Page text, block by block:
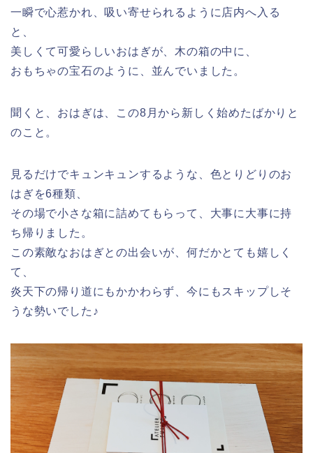
一瞬で心惹かれ、吸い寄せられるように店内へ入る
と、
美しくて可愛らしいおはぎが、木の箱の中に、
おもちゃの宝石のように、並んでいました。
聞くと、おはぎは、この8月から新しく始めたばかりと
のこと。
見るだけでキュンキュンするような、色とりどりのお
はぎを6種類、
その場で小さな箱に詰めてもらって、大事に大事に持
ち帰りました。
この素敵なおはぎとの出会いが、何だかとても嬉しく
て、
炎天下の帰り道にもかかわらず、今にもスキップしそ
うな勢いでした♪